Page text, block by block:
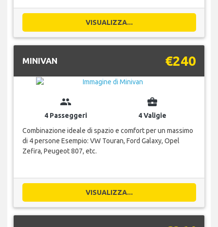
VISUALIZZA...
MINIVAN €240
group
4 Passeggeri
business_center
4 Valigie
Combinazione ideale di spazio e comfort per un massimo
di 4 persone Esempio: VW Touran, Ford Galaxy, Opel
Zefira, Peugeot 807, etc.
VISUALIZZA...